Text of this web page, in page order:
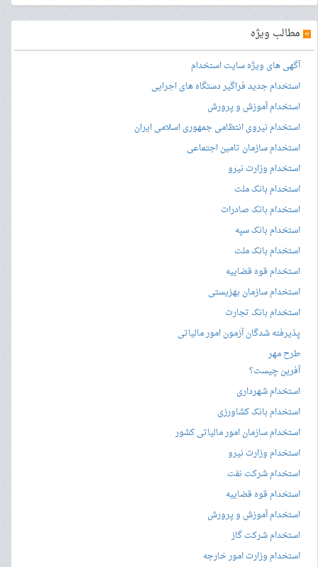
» مطالب ویژه
آگهی های ویژه سایت استخدام
استخدام جدید فراگیر دستگاه های اجرایی
استخدام آموزش و پرورش
استخدام نیروی انتظامی جمهوری اسلامی ایران
استخدام سازمان تامین اجتماعی
استخدام وزارت نیرو
استخدام بانک ملت
استخدام بانک صادرات
استخدام بانک سپه
استخدام بانک ملت
استخدام قوه قضاییه
استخدام سازمان بهزیستی
استخدام بانک تجارت
پذیرفته شدگان آزمون امور مالیاتی
طرح مهر
آفرین چیست؟
استخدام شهرداری
استخدام بانک کشاورزی
استخدام سازمان امور مالیاتی کشور
استخدام وزارت نیرو
استخدام شرکت نفت
استخدام قوه قضاییه
استخدام آموزش و پرورش
استخدام شرکت گاز
استخدام وزارت امور خارجه